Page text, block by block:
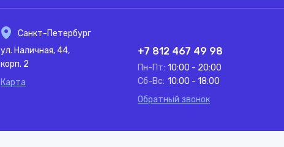
Санкт-Петербург
ул. Наличная, 44,
корп. 2
Карта
+7 812 467 49 98
Пн-Пт: 10:00 - 20:00
Сб-Вс: 10:00 - 18:00
Обратный звонок